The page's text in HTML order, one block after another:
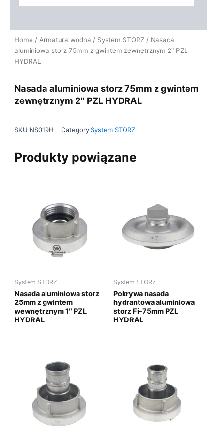
Home / Armatura wodna / System STORZ / Nasada
aluminiowa storz 75mm z gwintem zewnętrznym 2″ PZL
HYDRAL
Nasada aluminiowa storz 75mm z gwintem
zewnętrznym 2″ PZL HYDRAL
SKU NS019H Category System STORZ
Produkty powiązane
System STORZ
Nasada aluminiowa storz
25mm z gwintem
wewnętrznym 1″ PZL
HYDRAL
System STORZ
Pokrywa nasada
hydrantowa aluminiowa
storz Fi-75mm PZL
HYDRAL